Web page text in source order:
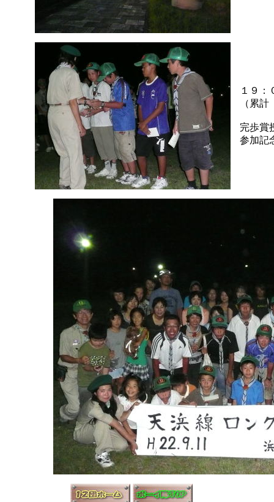
１９
（累
完歩賞
参加記